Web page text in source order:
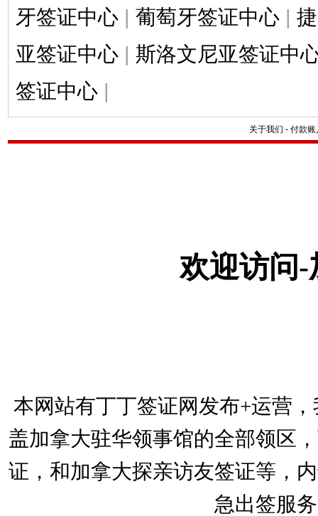
牙签证中心 | 葡萄牙签证中心 |
亚签证中心 | 斯洛文尼亚签证中
签证中心 |
关于我们 - 付款账
欢迎访问-
本网站有丁丁签证网发布+运营
盖加拿大驻华领事馆的全部领区
证，和加拿大探亲访友签证等，
急出签服